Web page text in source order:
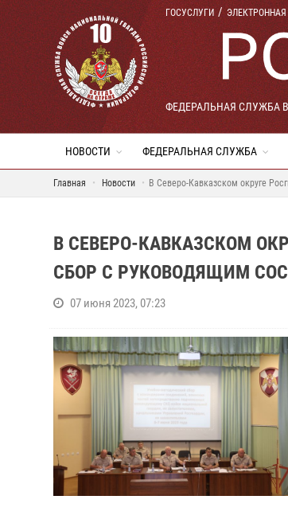
ГОСУСЛУГИ
ФЕДЕРАЛЬНАЯ СЛУЖБА
НОВОСТИ ФЕДЕРАЛЬНАЯ СЛУЖБА
Главная Новости В Северо-Кавказском округе
В СЕВЕРО-КАВКАЗСКОМ
СБОР С РУКОВОДЯЩИМ
07 июня 2023, 07:23